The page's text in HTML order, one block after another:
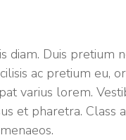
diam. Duis pretium
ac pretium eu,
varius lorem.
et pharetra. Class